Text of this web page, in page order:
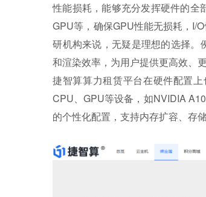
性能损耗，能够充分发挥硬件的全
GPU等，确保GPU性能无损耗，I/
研机构来说，无疑是理想的选择
和渲染效率，为用户提供更高效、
捷智算算力租赁平台在硬件配置
CPU、GPU等设备，如NVIDIA
的个性化配置，支持内存扩容、存